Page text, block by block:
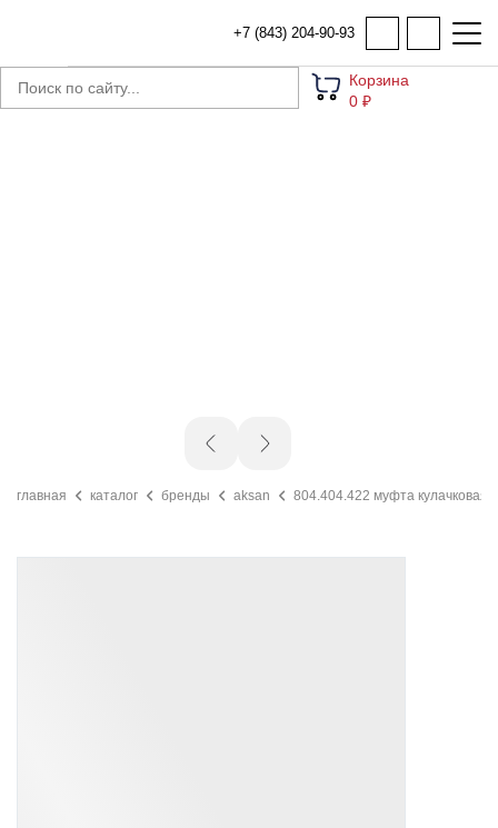
+7 (843) 204-90-93
Корзина
0 ₽
главная каталог бренды aksan 804.404.422 муфта кулачковая